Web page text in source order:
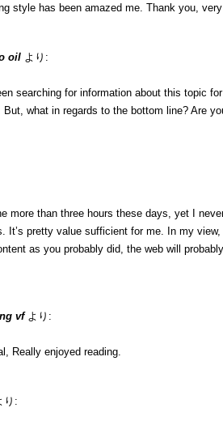
style has been amazed me. Thank you,
oil より:
searching for information about this topic
But, what in regards to the bottom line? Are
more than three hours these days, yet I
It’s pretty value sufficient for me. In my
as you probably did, the web will
vf より:
Really enjoyed reading.
り: